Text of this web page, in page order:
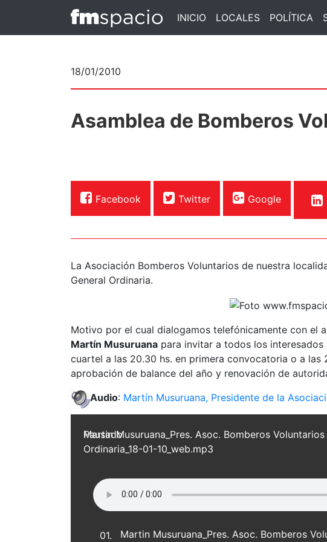
INICIO LOCALES POLÍTICA
18/01/2010
Asamblea de Bomberos
Facebook Twitter Google
La Asociación Bomberos Voluntarios de nuestra
General Ordinaria.
Motivo por el cual dialogamos telefónicamente con el
Martín Musuruana para invitar a todos los
cuartel a las 20.30 hs. en primera convocatoria o a las
aprobación de balance del año y renovación de
Audio: Martín Musuruana, Presidente de la
Pausado
Martin Musuruana_Pres. Asoc. Bomberos
Ordinaria_18-01-10_web.mp3
01.